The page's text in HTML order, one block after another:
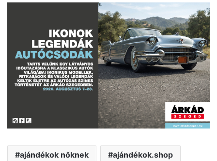
ajándékok nőknek ajándékok.shop